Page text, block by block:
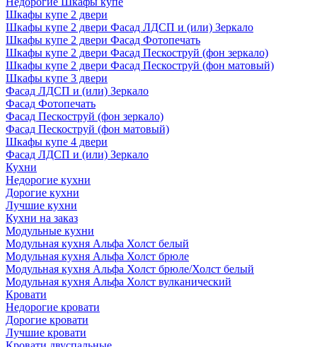
Шкафы купе 2 двери
Шкафы купе 2 двери Фасад ЛДСП и (или) Зеркало
Шкафы купе 2 двери Фасад Фотопечать
Шкафы купе 2 двери Фасад Пескоструй (фон зеркало)
Шкафы купе 2 двери Фасад Пескоструй (фон матовый)
Шкафы купе 3 двери
Фасад ЛДСП и (или) Зеркало
Фасад Фотопечать
Фасад Пескоструй (фон зеркало)
Фасад Пескоструй (фон матовый)
Шкафы купе 4 двери
Фасад ЛДСП и (или) Зеркало
Кухни
Недорогие кухни
Дорогие кухни
Лучшие кухни
Кухни на заказ
Модульные кухни
Модульная кухня Альфа Холст белый
Модульная кухня Альфа Холст брюле
Модульная кухня Альфа Холст брюле/Холст белый
Модульная кухня Альфа Холст вулканический
Кровати
Недорогие кровати
Дорогие кровати
Лучшие кровати